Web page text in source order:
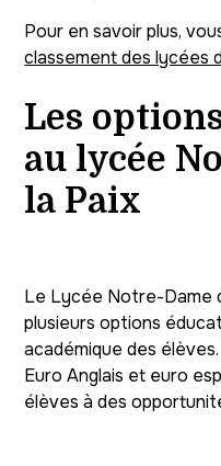
Pour en savoir plus,
classement des lycées
Les
au lycée
la Paix
Le Lycée Notre-Dame
plusieurs options
académique des
Euro Anglais et euro
élèves à des